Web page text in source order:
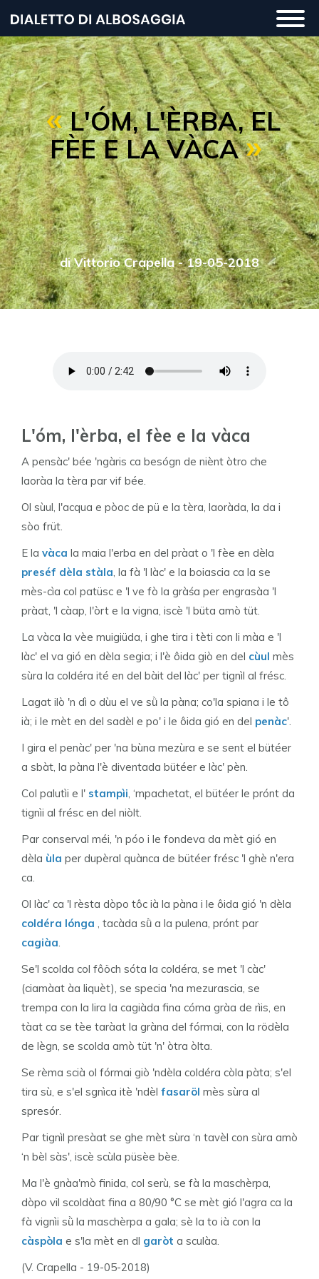
contenuto
principale
L'ÓM, L'ÈRBA, EL
FÈE E LA VÀCA
di Vittorio Crapella - 19-05-2018
L'óm, l'èrba, el fèe e la vàca
A pensàc' bée 'ngàris ca besógn de niènt òtro che
laoràa la tèra par vif bée.
Ol sùul, l'acqua e pòoc de pü e la tèra, laoràda, la da i
sòo früt.
E la vàca la maia l'erba en del pràat o 'l fèe en dèla
preséf dèla stàla, la fà 'l làc' e la boiascia ca la se
mès-cìa col patüsc e 'l ve fò la gràśa per engrasàa 'l
pràat, 'l càap, l'òrt e la vigna, iscè 'l büta amò tüt.
La vàca la vèe muigiüda, i ghe tira i tèti con li màa e 'l
làc' el va gió en dèla segia; i l'è ôida giò en del cùul mès
sùra la coldéra ité en del bàit del làc' per tignìl al frésc.
Lagat ilò 'n dì o dùu el ve sǜ la pàna; co'la spiana i le tô
ià; i le mèt en del sadèl e po' i le ôida gió en del penàc'.
I gira el penàc' per 'na bùna mezùra e se sent el bütéer
a sbàt, la pàna l'è diventada bütéer e làc' pèn.
Col palutìi e l' stampìi, ‘mpachetat, el bütéer le prónt da
tignìi al frésc en del niòlt.
Par conserval méi, 'n póo i le fondeva da mèt gió en
dèla ùla per dupèral quànca de bütéer frésc 'l ghè n'era
ca.
Ol làc' ca 'l rèsta dòpo tôc ià la pàna i le ôida gió 'n dèla
coldéra lónga , tacàda sǜ a la pulena, prónt par
cagiàa.
Se'l scolda col fôöch sóta la coldéra, se met 'l càc'
(ciamàat àa liquèt), se specia 'na mezurascia, se
trempa con la lira la cagiàda fina cóma gràa de rìis, en
tàat ca se tèe taràat la gràna del fórmai, con la rödèla
de lègn, se scolda amò tüt 'n' òtra òlta.
Se rèma scià ol fórmai giò 'ndèla coldéra còla pàta; s'el
tira sù, e s'el sgnìca itè 'ndèl fasaröl mès sùra al
spresór.
Par tignìl presàat se ghe mèt sùra ‘n tavèl con sùra amò
‘n bèl sàs', iscè scùla püsèe bèe.
Ma l'è gnàa'mò finida, col serù, se fà la maschèrpa,
dòpo vil scoldàat fina a 80/90 °C se mèt gió l'agra ca la
fà vignìi sǜ la maschèrpa a gala; sè la to ià con la
càspòla e s'la mèt en dl garòt a sculàa.
(V. Crapella - 19-05-2018)